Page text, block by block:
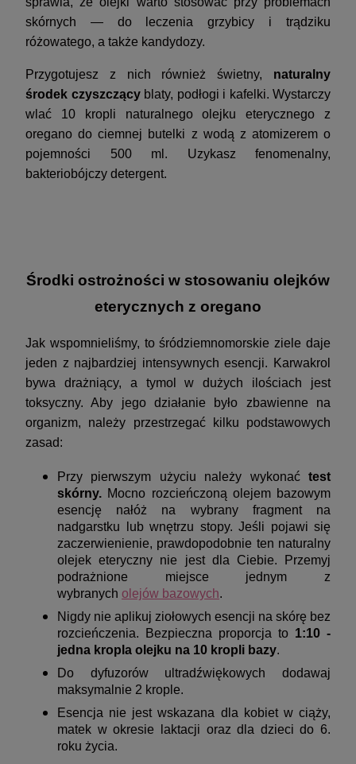
skórnych — do leczenia grzybicy i trądziku
różowatego, a także kandydozy.
Przygotujesz z nich również świetny, naturalny
środek czyszczącyblaty, podłogi i kafelki. Wystarczy
wlać 10 kropli naturalnego olejku eterycznego z
oregano do ciemnej butelki z wodą z atomizerem o
pojemności 500 ml. Uzykasz fenomenalny,
bakteriobójczy detergent.
Środki ostrożności w stosowaniu olejków
eterycznych z oregano
Jak wspomnieliśmy, to śródziemnomorskie ziele daje
jeden z najbardziej intensywnych esencji. Karwakrol
bywa drażniący, a tymol w dużych ilościach jest
toksyczny. Aby jego działanie było zbawienne na
organizm, należy przestrzegać kilku podstawowych
zasad:
Przy pierwszym użyciu należy wykonaćtest
skórny. Mocno rozcieńczoną olejem bazowym
esencję nałóż na wybrany fragment na
nadgarstku lub wnętrzu stopy. Jeśli pojawi się
zaczerwienienie, prawdopodobnie ten naturalny
olejek eteryczny nie jest dla Ciebie. Przemyj
podrażnione miejsce jednym z
wybranych olejów bazowych.
Nigdy nie aplikuj ziołowych esencji na skórę bez
rozcieńczenia. Bezpieczna proporcja to 1:10 -
jedna kropla olejku na 10 kropli bazy.
Do dyfuzorów ultradźwiękowych dodawaj
maksymalnie 2 krople.
Esencja nie jest wskazana dla kobiet w ciąży,
matek w okresie laktacji oraz dla dzieci do 6.
roku życia.